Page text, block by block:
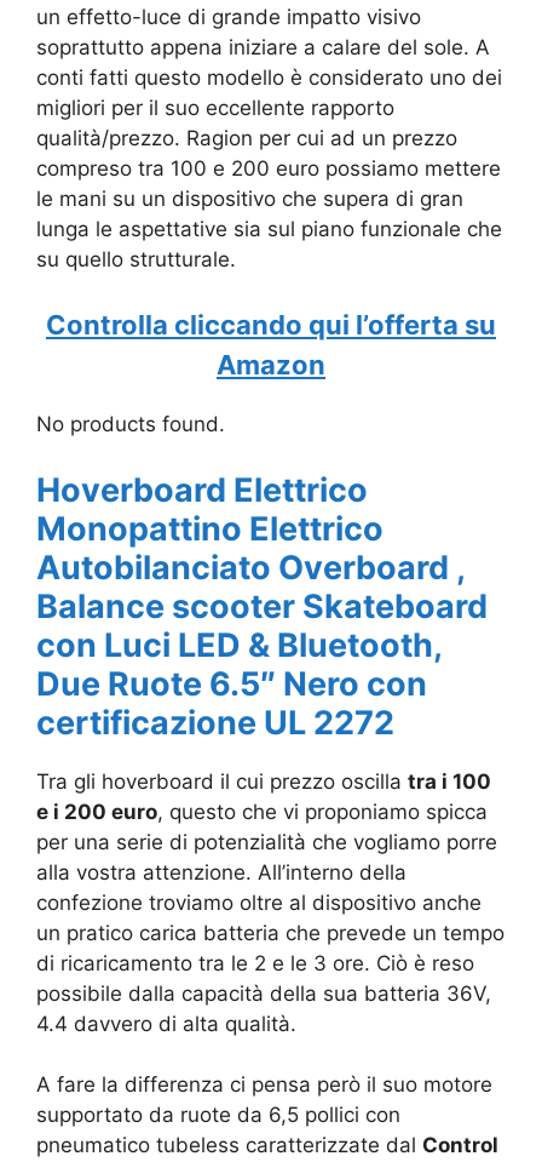
un effetto-luce di grande impatto visivo
soprattutto appena iniziare a calare del sole. A
conti fatti questo modello è considerato uno dei
migliori per il suo eccellente rapporto
qualità/prezzo. Ragion per cui ad un prezzo
compreso tra 100 e 200 euro possiamo mettere
le mani su un dispositivo che supera di gran
lunga le aspettative sia sul piano funzionale che
su quello strutturale.
Controlla cliccando qui l’offerta su
Amazon
No products found.
Hoverboard Elettrico
Monopattino Elettrico
Autobilanciato Overboard ,
Balance scooter Skateboard
con Luci LED & Bluetooth,
Due Ruote 6.5″ Nero con
certificazione UL 2272
Tra gli hoverboard il cui prezzo oscilla tra i 100
e i 200 euro, questo che vi proponiamo spicca
per una serie di potenzialità che vogliamo porre
alla vostra attenzione. All’interno della
confezione troviamo oltre al dispositivo anche
un pratico carica batteria che prevede un tempo
di ricaricamento tra le 2 e le 3 ore. Ciò è reso
possibile dalla capacità della sua batteria 36V,
4.4 davvero di alta qualità.
A fare la differenza ci pensa però il suo motore
supportato da ruote da 6,5 pollici con
pneumatico tubeless caratterizzate dal Control